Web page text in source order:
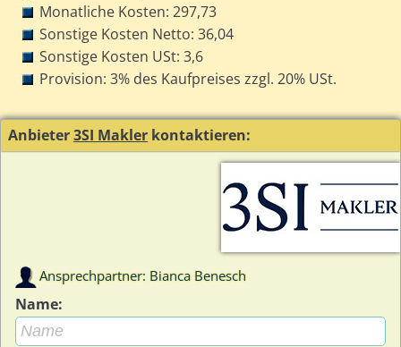
Monatliche Kosten: 297,73
Sonstige Kosten Netto: 36,04
Sonstige Kosten USt: 3,6
Provision: 3% des Kaufpreises zzgl. 20% USt.
Anbieter3SI Makler kontaktieren:
Ansprechpartner: Bianca Benesch
Name: